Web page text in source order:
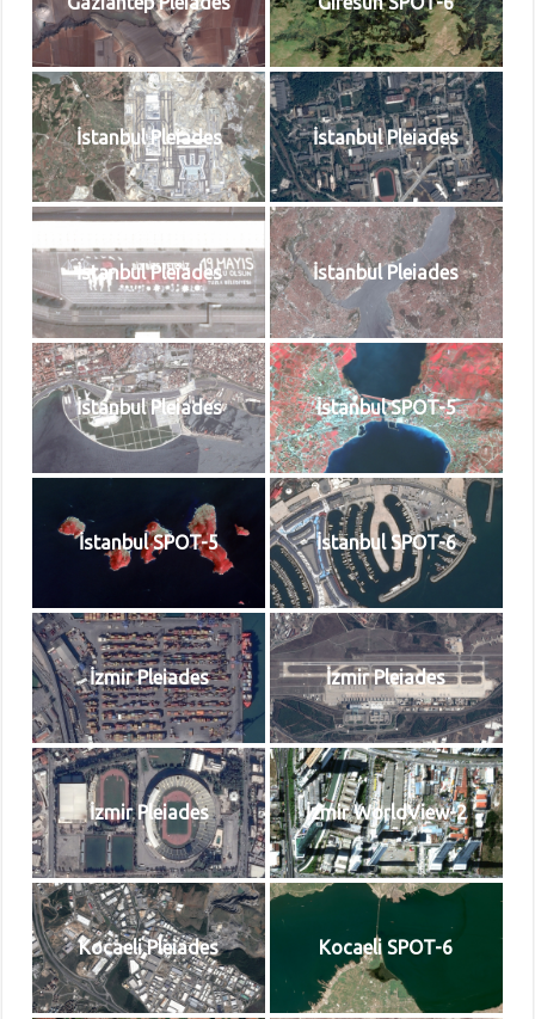
İstanbul Pleiades İstanbul Pleiades
İstanbul Pleiades İstanbul Pleiades
İstanbul Pleiades İstanbul SPOT-5
İstanbul SPOT-5 İstanbul SPOT-6
İzmir Pleiades İzmir Pleiades
İzmir Pleiades İzmir WorldView-2
Kocaeli Pleiades Kocaeli SPOT-6